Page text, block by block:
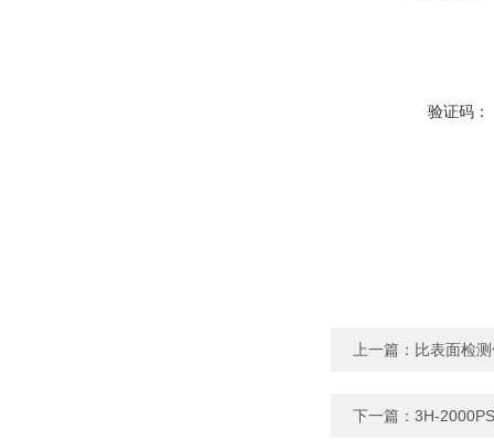
验证码：
上一篇： 比表面检
下一篇： 3H-